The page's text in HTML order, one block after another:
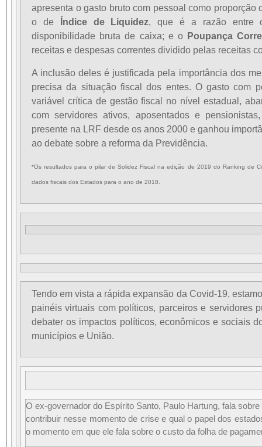
apresenta o gasto bruto com pessoal como proporção
o de
Índice de Liquidez, que é a razão entre
disponibilidade bruta de caixa; e o Poupança
receitas e despesas correntes dividido pelas receitas
A inclusão deles é justificada pela importância dos
precisa da situação fiscal dos entes. O gasto com
variável crítica de gestão fiscal no nível estadual,
com servidores ativos, aposentados e
presente na LRF desde os anos 2000 e ganhou
ao debate sobre a reforma da Previdência.
*Os resultados para o pilar de Solidez Fiscal na edição de 2019 do Ranking de
dados fiscais dos Estados para o ano de 2018.
Tendo em vista a rápida expansão da Covid-19,
painéis virtuais com políticos, parceiros e servidores
debater os impactos políticos, econômicos e sociais
municípios e União.
O ex-governador do Espírito Santo, Paulo Hartung, fala
contribuir nesse momento de crise e qual o papel dos
o momento em que ele fala sobre o custo da folha de